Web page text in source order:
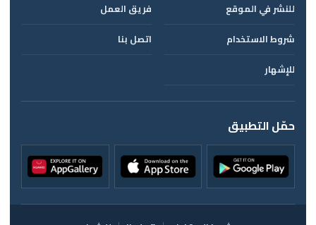
للنشر في الموقع
فريق العمل
شروط الاستخدام
اتصل بنا
للإشهار
حمّل التطبيق